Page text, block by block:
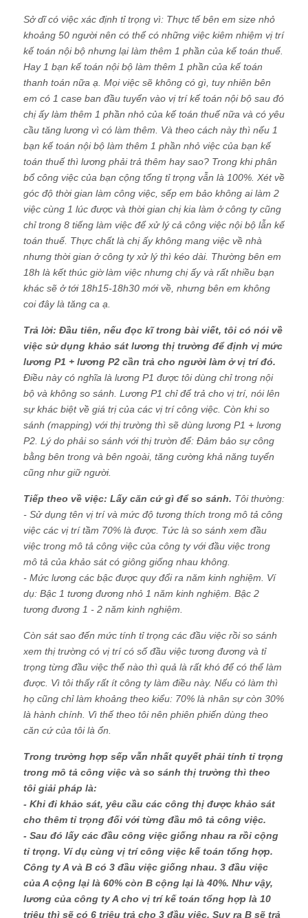
Sở dĩ có việc xác định tỉ trọng vì: Thực tế bên em size nhỏ
khoảng 50 người nên có thể có những việc kiêm nhiệm vị trí
kế toán nội bộ nhưng lại làm thêm 1 phần của kế toán thuế.
Hay 1 bạn kế toán nội bộ làm thêm 1 phần của kế toán
thanh toán nữa ạ. Mọi việc sẽ không có gì, tuy nhiên bên
em có 1 case ban đầu tuyển vào vị trí kế toán nội bộ sau đó
chị ấy làm thêm 1 phần nhỏ của kế toán thuế nữa và có yêu
cầu tăng lương vì có làm thêm. Và theo cách này thì nếu 1
bạn kế toán nội bộ làm thêm 1 phần nhỏ việc của bạn kế
toán thuế thì lương phải trả thêm hay sao? Trong khi phân
bổ công việc của bạn cộng tổng tỉ trọng vẫn là 100%. Xét về
góc độ thời gian làm công việc, sếp em bảo không ai làm 2
việc cùng 1 lúc được và thời gian chị kia làm ở công ty cũng
chỉ trong 8 tiếng làm việc để xử lý cả công việc nội bộ lẫn kế
toán thuế. Thực chất là chị ấy không mang việc về nhà
nhưng thời gian ở công ty xử lý thì kéo dài. Thường bên em
18h là kết thúc giờ làm việc nhưng chị ấy và rất nhiều bạn
khác sẽ ở tới 18h15-18h30 mới về, nhưng bên em không
coi đây là tăng ca ạ.
Trả lời: Đầu tiên, nếu đọc kĩ trong bài viết, tôi có nói về
việc sử dụng khảo sát lương thị trường để định vị mức
lương P1 + lương P2 cần trả cho người làm ở vị trí đó.
Điều này có nghĩa là lương P1 được tôi dùng chỉ trong nội
bộ và không so sánh. Lương P1 chỉ để trả cho vị trí, nói lên
sự khác biệt về giá trị của các vị trí công việc. Còn khi so
sánh (mapping) với thị trường thì sẽ dùng lương P1 + lương
P2. Lý do phải so sánh với thị trườn để: Đảm bảo sự công
bằng bên trong và bên ngoài, tăng cường khả năng tuyển
cũng như giữ người.
Tiếp theo về việc: Lấy căn cứ gì để so sánh. Tôi thường:
- Sử dụng tên vị trí và mức độ tương thích trong mô tả công
việc các vị trí tầm 70% là được. Tức là so sánh xem đầu
việc trong mô tả công việc của công ty với đầu việc trong
mô tả của khảo sát có giông giống nhau không.
- Mức lương các bậc được quy đổi ra năm kinh nghiệm. Ví
dụ: Bậc 1 tương đương nhỏ 1 năm kinh nghiệm. Bậc 2
tương đương 1 - 2 năm kinh nghiệm.
Còn sát sao đến mức tính tỉ trọng các đầu việc rồi so sánh
xem thị trường có vị trí có số đầu việc tương đương và tỉ
trọng từng đầu việc thế nào thì quả là rất khó để có thể làm
được. Vì tôi thấy rất ít công ty làm điều này. Nếu có làm thì
họ cũng chỉ làm khoảng theo kiểu: 70% là nhân sự còn 30%
là hành chính. Vì thế theo tôi nên phiên phiến dùng theo
căn cứ của tôi là ổn.
Trong trường hợp sếp vẫn nhất quyết phải tính tỉ trọng
trong mô tả công việc và so sánh thị trường thì theo
tôi giải pháp là:
- Khi đi khảo sát, yêu cầu các công thị được khảo sát
cho thêm tỉ trọng đối với từng đầu mô tả công việc.
- Sau đó lấy các đầu công việc giống nhau ra rồi cộng
tỉ trọng. Ví dụ cùng vị trí công việc kế toán tổng hợp.
Công ty A và B có 3 đầu việc giống nhau. 3 đầu việc
của A cộng lại là 60% còn B cộng lại là 40%. Như vậy,
lương của công ty A cho vị trí kế toán tổng hợp là 10
triệu thì sẽ có 6 triệu trả cho 3 đầu việc. Suy ra B sẽ trả